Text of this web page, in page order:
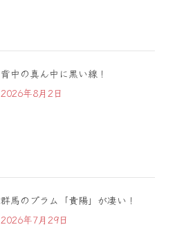
背中の真ん中に黒い線！
2026年8月2日
群馬のプラム「貴陽」が凄い！
2026年7月29日